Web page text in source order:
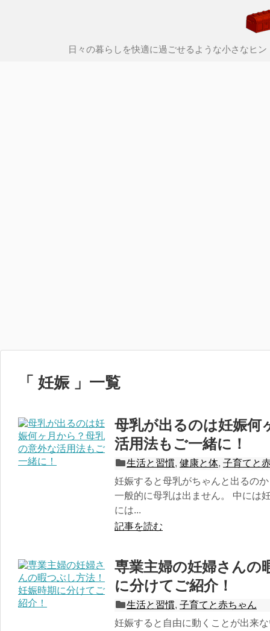
日々の暮らしを快適に過ごせるような小さなヒ
「 妊娠 」一覧
母乳が出るのは妊娠何
活用法もご一緒に！
生活と習慣, 健康と体, 子育てと
妊娠すると母乳がちゃんと出るの
一般的に母乳は出ません。 中には
には...
記事を読む
専業主婦の妊婦さんの
に分けてご紹介！
生活と習慣, 子育てと赤ちゃん
妊娠すると自由に動くことが出来